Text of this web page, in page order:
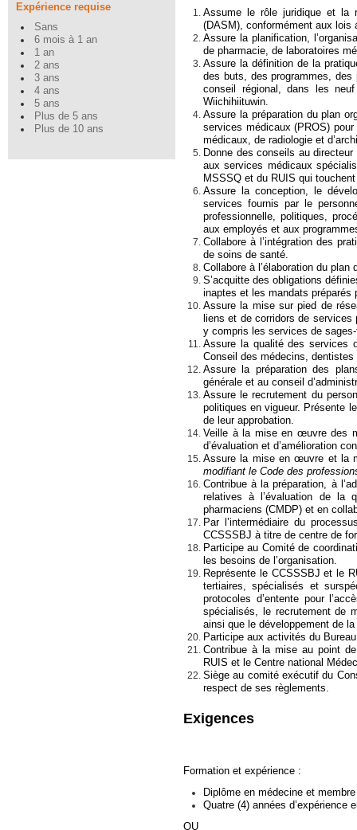
Expérience requise
Sans
6 mois à 1 an
1 an
2 ans
3 ans
4 ans
5 ans
Plus de 5 ans
Plus de 10 ans
Assume le rôle juridique et la
(DASM), conformément aux lois
Assure la planification,
de pharmacie, de laboratoires
Assure la définition de la
des buts, des programmes,
conseil régional, dans les
Wiichihiituwin.
Assure la préparation du plan
services médicaux (PROS)
médicaux, de radiologie et
Donne des conseils au
aux services médicaux
MSSSQ et du RUIS qui touchent
Assure la conception, le
services fournis par le
professionnelle, politiques,
aux employés et aux
Collabore à l’intégration des
de soins de santé.
Collabore à l’élaboration du plan
S’acquitte des obligations
inaptes et les mandats préparés
Assure la mise sur pied de
liens et de corridors de
y compris les services de
Assure la qualité des services
Conseil des médecins,
Assure la préparation des
générale et au conseil
Assure le recrutement du
politiques en vigueur. Présente
de leur approbation.
Veille à la mise en œuvre des
d’évaluation et d’amélioration
Assure la mise en œuvre et la
modifiant le Code des
Contribue à la préparation, à
relatives à l’évaluation de la
pharmaciens (CMDP) et en
Par l’intermédiaire du
CCSSSBJ à titre de centre de
Participe au Comité de
les besoins de l’organisation.
Représente le CCSSSBJ et le
tertiaires, spécialisés et
protocoles d’entente pour
spécialisés, le recrutement de
ainsi que le développement de
Participe aux activités du
Contribue à la mise au point
RUIS et le Centre national
Siège au comité exécutif du
respect de ses règlements.
Exigences
Formation et expérience :
Diplôme en médecine et
Quatre (4) années
OU